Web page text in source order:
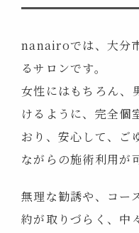
nanairoでは、大分
るサロンです。
女性にはもちろん、
けるように、 完全個
おり、 安心して、ご
ながらの施術利用が
無理な勧誘や、コー
約が取りづらく、中